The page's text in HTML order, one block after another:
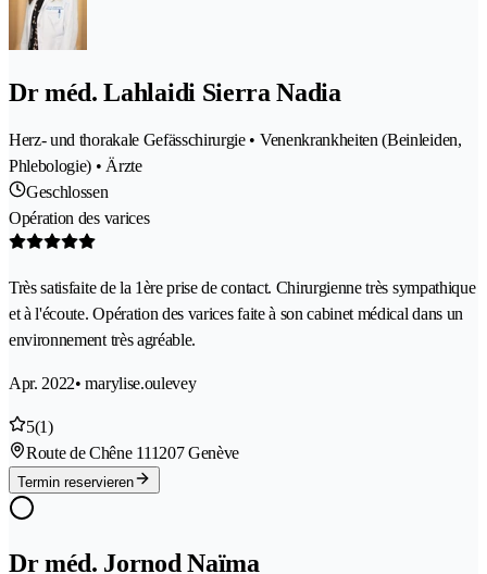
Dr méd. Lahlaidi Sierra Nadia
Herz- und thorakale Gefässchirurgie • Venenkrankheiten (Beinleiden,
Phlebologie) • Ärzte
Geschlossen
Opération des varices
Très satisfaite de la 1ère prise de contact. Chirurgienne très sympathique
et à l'écoute. Opération des varices faite à son cabinet médical dans un
environnement très agréable.
Apr. 2022• marylise.oulevey
5(1)
Route de Chêne 111207 Genève
Termin reservieren
Dr méd. Jornod Naïma